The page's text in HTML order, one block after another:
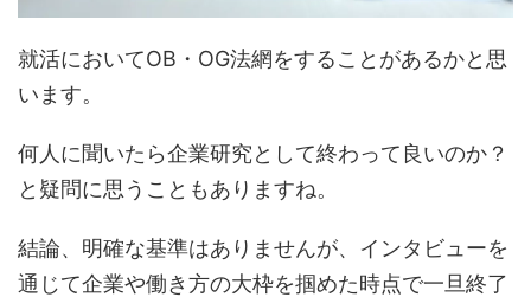
就活においてOB・OG法網をすることがあるかと思
います。
何人に聞いたら企業研究として終わって良いのか？
と疑問に思うこともありますね。
結論、明確な基準はありませんが、インタビューを
通じて企業や働き方の大枠を掴めた時点で一旦終了